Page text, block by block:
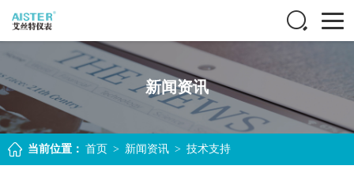
新闻资讯
当前位置： 首页 > 新闻资讯 > 技术支持